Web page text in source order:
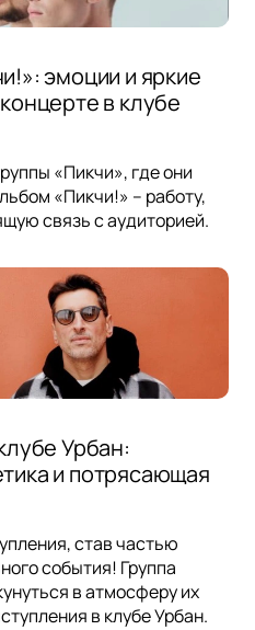
эмоции и яркие
в клубе
«Пикчи», где они
«Пикчи!» – работу,
связь с аудиторией.
Урбан:
и потрясающая
став частью
события! Группа
в атмосферу их
в клубе Урбан.